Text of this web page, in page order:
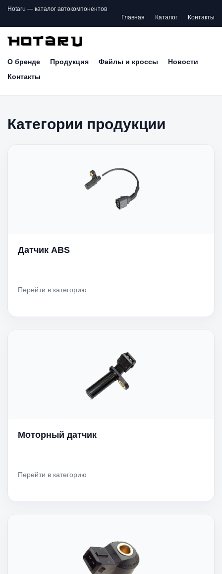
Hotaru — каталог автокомпонентов
Главная
Каталог Контакты
О бренде Продукция Файлы и кроссы
Новости
Контакты
Категории продукции
Датчик ABS
Перейти в категорию
Моторный датчик
Перейти в категорию